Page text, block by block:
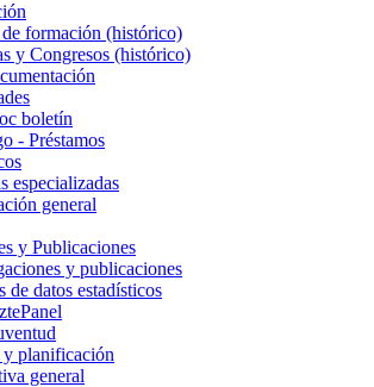
formación (histórico)
y Congresos (histórico)
boletín
- Préstamos
especializadas
general
y Publicaciones
y publicaciones
de datos estadísticos
planificación
general